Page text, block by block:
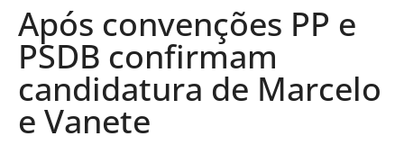
Após convenções PP e
PSDB confirmam
candidatura de Marcelo
e Vanete